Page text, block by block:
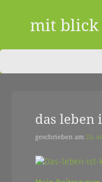
mit blick
blog
dem
odenwald
das
geschrieben am 24.